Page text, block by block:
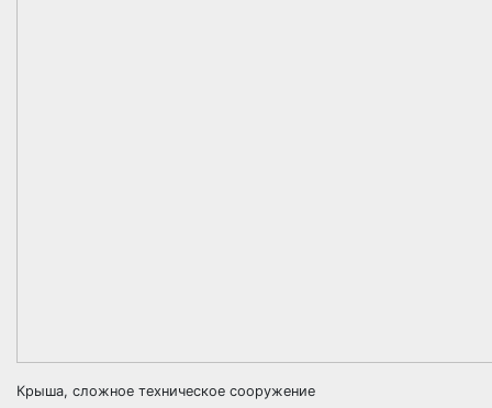
Крыша, сложное техническое сооружение